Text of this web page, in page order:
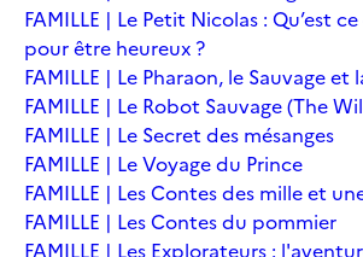
FAMILLE | Le Petit Nicolas : Qu’est
pour être heureux ?
FAMILLE | Le Pharaon, le Sauvage et
FAMILLE | Le Robot Sauvage (The
FAMILLE | Le Secret des mésanges
FAMILLE | Le Voyage du Prince
FAMILLE | Les Contes des mille et
FAMILLE | Les Contes du pommier
FAMILLE | Les Explorateurs :